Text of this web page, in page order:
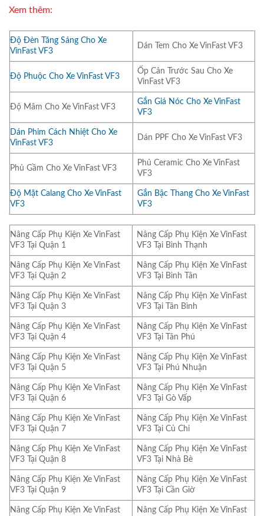
Xem thêm:
Độ Đèn Tăng Sáng Cho Xe
VinFast VF3
Dán Tem Cho Xe VinFast VF3
Độ Phuộc Cho Xe VinFast VF3
Ốp Cản Trước Sau Cho Xe
VinFast VF3
Độ Mâm Cho Xe VinFast VF3
Gắn Giá Nóc Cho Xe VinFast
VF3
Dán Phim Cách Nhiệt Cho Xe
VinFast VF3
Dán PPF Cho Xe VinFast VF3
Phủ Gầm Cho Xe VinFast VF3
Phủ Ceramic Cho Xe VinFast
VF3
Độ Mặt Calang Cho Xe VinFast
VF3
Gắn Bậc Thang Cho Xe VinFast
VF3
Nâng Cấp Phụ Kiện Xe VinFast
VF3 Tại Quận 1
Nâng Cấp Phụ Kiện Xe VinFast
VF3 Tại Bình Thạnh
Nâng Cấp Phụ Kiện Xe VinFast
VF3 Tại Quận 2
Nâng Cấp Phụ Kiện Xe VinFast
VF3 Tại Bình Tân
Nâng Cấp Phụ Kiện Xe VinFast
VF3 Tại Quận 3
Nâng Cấp Phụ Kiện Xe VinFast
VF3 Tại Tân Bình
Nâng Cấp Phụ Kiện Xe VinFast
VF3 Tại Quận 4
Nâng Cấp Phụ Kiện Xe VinFast
VF3 Tại Tân Phú
Nâng Cấp Phụ Kiện Xe VinFast
VF3 Tại Quận 5
Nâng Cấp Phụ Kiện Xe VinFast
VF3 Tại Phú Nhuận
Nâng Cấp Phụ Kiện Xe VinFast
VF3 Tại Quận 6
Nâng Cấp Phụ Kiện Xe VinFast
VF3 Tại Gò Vấp
Nâng Cấp Phụ Kiện Xe VinFast
VF3 Tại Quận 7
Nâng Cấp Phụ Kiện Xe VinFast
VF3 Tại Củ Chi
Nâng Cấp Phụ Kiện Xe VinFast
VF3 Tại Quận 8
Nâng Cấp Phụ Kiện Xe VinFast
VF3 Tại Nhà Bè
Nâng Cấp Phụ Kiện Xe VinFast
VF3 Tại Quận 9
Nâng Cấp Phụ Kiện Xe VinFast
VF3 Tại Cần Giờ
Nâng Cấp Phụ Kiện Xe VinFast Nâng Cấp Phụ Kiện Xe VinFast